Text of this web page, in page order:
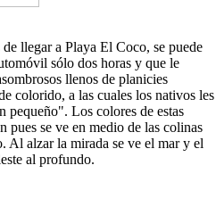
llegar a Playa El Coco, se puede
sólo dos horas y que le
llenos de planicies
colorido, a las cuales los nativos les
pequeño". Los colores de estas
pues se ve en medio de las colinas
Al alzar la mirada se ve el mar y el
al profundo.